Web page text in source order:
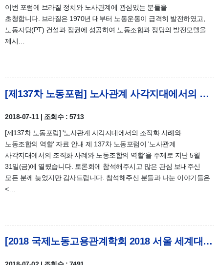
이번 포럼에 브라질 정치와 노사관계에 관심있는 분들을
초청합니다. 브라질은 1970년 대부터 노동운동이 급격히 발전하였고,
노동자당(PT) 건설과 집권에 성공하여 노동조합과 정당의 발전모델을
제시…
[제137차 노동포럼] 노사관계 사각지대에서의 조직화 사례와 노동조합의 역할 자료 안내
2018-07-11 | 조회수 : 5713
[제137차 노동포럼] '노사관계 사각지대에서의 조직화 사례와
노동조합의 역할' 자료 안내 제 137차 노동포럼이 '노사관계
사각지대에서의 조직화 사례와 노동조합의 역할'을 주제로 지난 5월
31일(금)에 열렸습니다. 토론회에 참석해주시고 많은 관심 보내주신
모든 분께 늦었지만 감사드립니다. 참석해주신 분들과 나눈 이야기들은
<…
[2018 국제노동고용관계학회 2018 서울 세계대회] “한국노동사회연구소・민주노총 특별세션” 참가 안내